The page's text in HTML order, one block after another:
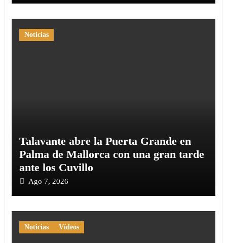
Noticias
Talavante abre la Puerta Grande en
Palma de Mallorca con una gran tarde
ante los Cuvillo
Ago 7, 2026
Noticias Vídeos